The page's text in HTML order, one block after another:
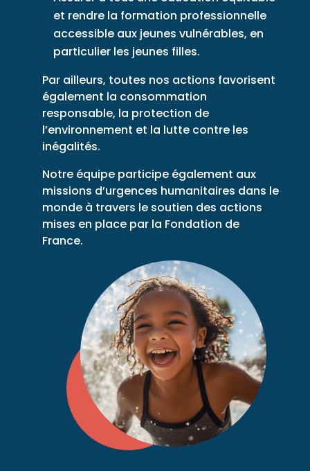
et rendre la formation professionnelle
accessible aux jeunes vulnérables, en
particulier les jeunes filles.
Par ailleurs, toutes nos actions favorisent
également la consommation
responsable, la protection de
l’environnement et la lutte contre les
inégalités.
Notre équipe participe également aux
missions d’urgences humanitaires dans le
monde à travers le soutien des actions
mises en place par la Fondation de
France.